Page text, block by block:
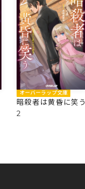
オーバーラップ文庫
暗殺者は黄昏に笑う
2